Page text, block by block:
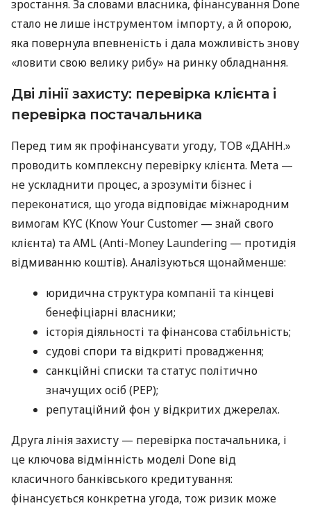
зростання. За словами власника, фінансування Done
стало не лише інструментом імпорту, а й опорою,
яка повернула впевненість і дала можливість знову
«ловити свою велику рибу» на ринку обладнання.
Дві лінії захисту: перевірка клієнта і
перевірка постачальника
Перед тим як профінансувати угоду, ТОВ «ДАНН.»
проводить комплексну перевірку клієнта. Мета —
не ускладнити процес, а зрозуміти бізнес і
переконатися, що угода відповідає міжнародним
вимогам KYC (Know Your Customer — знай свого
клієнта) та AML (Anti-Money Laundering — протидія
відмиванню коштів). Аналізуються щонайменше:
юридична структура компанії та кінцеві
бенефіціарні власники;
історія діяльності та фінансова стабільність;
судові спори та відкриті провадження;
санкційні списки та статус політично
значущих осіб (PEP);
репутаційний фон у відкритих джерелах.
Друга лінія захисту — перевірка постачальника, і
це ключова відмінність моделі Done від
класичного банківського кредитування:
фінансується конкретна угода, тож ризик може